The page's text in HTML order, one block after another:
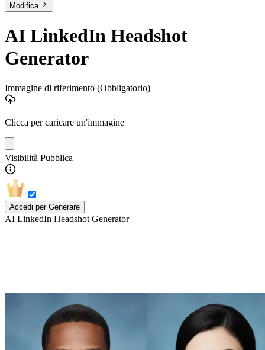
Modifica
AI LinkedIn Headshot
Generator
Immagine di riferimento (Obbligatorio)
Clicca per caricare un'immagine
Visibilità Pubblica
Accedi per Generare
AI LinkedIn Headshot Generator